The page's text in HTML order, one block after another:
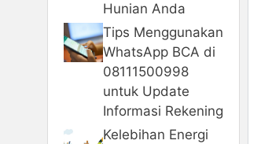
Hunian Anda
Tips Menggunakan
WhatsApp BCA di
08111500998
untuk Update
Informasi Rekening
Kelebihan Energi